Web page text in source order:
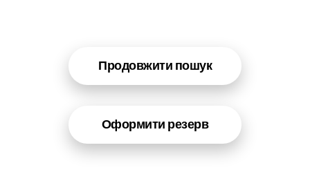
Продовжити пошук
Оформити резерв